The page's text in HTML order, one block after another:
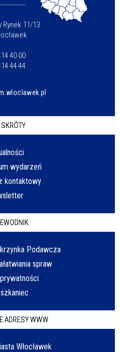
Rynek 11/13
40 00
44 44
wydarzeń
kontaktowy
Podawcza
spraw
ADRESY WWW
Włocławek